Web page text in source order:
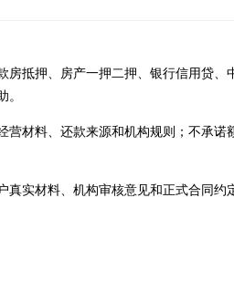
抵押、房产一押二押、银行信用贷、
营材料、还款来源和机构规则；不承诺
真实材料、机构审核意见和正式合同约